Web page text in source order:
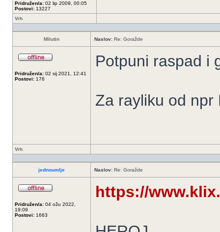
Pridružen/a: 02 lip 2009, 00:05
Postovi: 13227
Vrh
Milutin Naslov: Re: Goražde
Pridružen/a: 02 sij 2021, 12:41
Postovi: 176
Potpuni raspad i
Za rayliku od npr
Vrh
jednoumlje Naslov: Re: Goražde
Pridružen/a: 04 ožu 2022,
19:09
Postovi: 1663
https://